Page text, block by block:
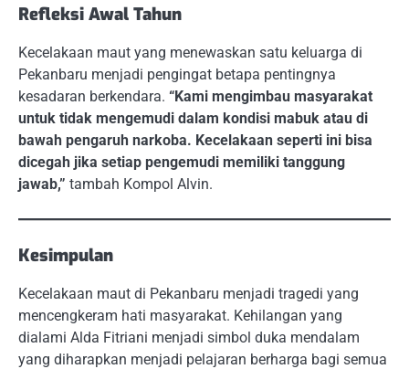
Refleksi Awal Tahun
Kecelakaan maut yang menewaskan satu keluarga di
Pekanbaru menjadi pengingat betapa pentingnya
kesadaran berkendara. “Kami mengimbau masyarakat
untuk tidak mengemudi dalam kondisi mabuk atau di
bawah pengaruh narkoba. Kecelakaan seperti ini bisa
dicegah jika setiap pengemudi memiliki tanggung
jawab,” tambah Kompol Alvin.
Kesimpulan
Kecelakaan maut di Pekanbaru menjadi tragedi yang
mencengkeram hati masyarakat. Kehilangan yang
dialami Alda Fitriani menjadi simbol duka mendalam
yang diharapkan menjadi pelajaran berharga bagi semua